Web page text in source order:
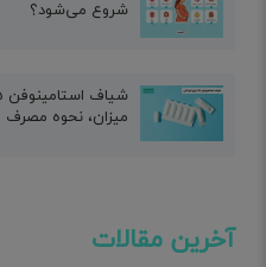
شروع می‌شود؟
میزان، نحوه مصرف
آخرین مقالات